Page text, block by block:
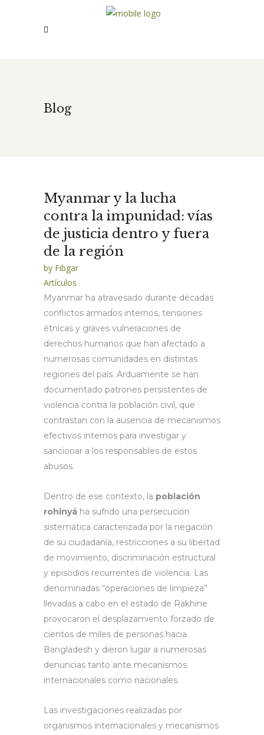
Blog
Myanmar y la lucha
contra la impunidad: vías
de justicia dentro y fuera
de la región
by Fibgar
Artículos
Myanmar ha atravesado durante décadas
conflictos armados internos, tensiones
étnicas y graves vulneraciones de
derechos humanos que han afectado a
numerosas comunidades en distintas
regiones del país. Arduamente se han
documentado patrones persistentes de
violencia contra la población civil, que
contrastan con la ausencia de mecanismos
efectivos internos para investigar y
sancionar a los responsables de estos
abusos.
Dentro de ese contexto, la población
rohinyá ha sufrido una persecución
sistemática caracterizada por la negación
de su ciudadanía, restricciones a su libertad
de movimiento, discriminación estructural
y episodios recurrentes de violencia. Las
denominadas “operaciones de limpieza”
llevadas a cabo en el estado de Rakhine
provocaron el desplazamiento forzado de
cientos de miles de personas hacia
Bangladesh y dieron lugar a numerosas
denuncias tanto ante mecanismos
internacionales como nacionales.
Las investigaciones realizadas por
organismos internacionales y mecanismos